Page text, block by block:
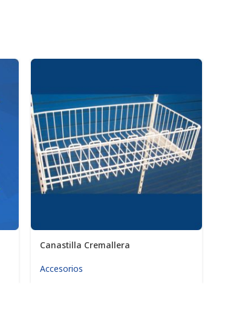
Canastilla Cremallera
Accesorios